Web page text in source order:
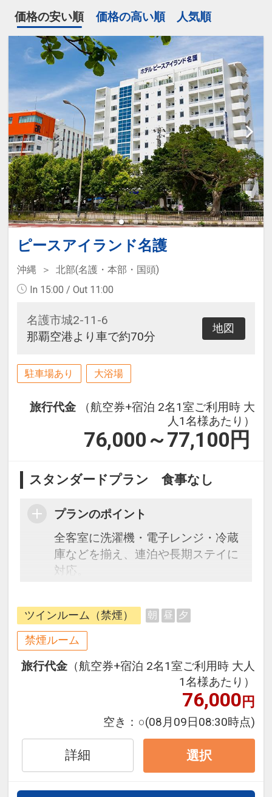
価格の安い順
価格の高い順 人気順
ピースアイランド名護
沖縄
北部(名護・本部・国頭)
In 15:00 / Out 11:00
名護市城2-11-6
那覇空港より車で約70分
地図
駐車場あり 大浴場
旅行代金
（航空券+宿泊 2名1室ご利用時 大
人1名様あたり）
76,000～77,100 円
スタンダードプラン 食事なし
プランのポイント
全客室に洗濯機・電子レンジ・冷蔵
庫などを揃え、連泊や長期ステイに
対応。
面した客室がございます。
・ホテル敷地内有料駐車場は先着
順。1泊1台600円（税込）※満車時
は徒歩3分ほどの契約駐車場又はコ
インパーキングをご案内いたしま
・滞在中の客室清掃はございませ
の交換は日々行います。
ツインルーム（禁煙） 朝 昼 夕
禁煙ルーム
旅行代金 （航空券+宿泊 2名1室ご利用時 大人
1名様あたり）
76,000円
空き： ○(08月09日08:30時点)
詳細 選択